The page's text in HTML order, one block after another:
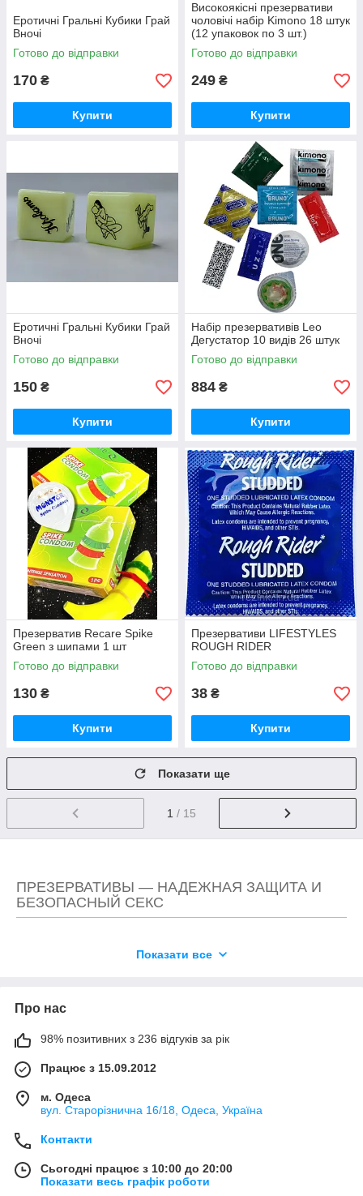
Еротичні Гральні Кубики Грай
Вночі
Готово до відправки
170 ₴
Купити
Високоякісні презервативи
чоловічі набір Kimono 18 штук
(12 упаковок по 3 шт.)
Готово до відправки
249 ₴
Купити
Еротичні Гральні Кубики Грай
Вночі
Готово до відправки
150 ₴
Купити
Набір презервативів Leo
Дегустатор 10 видів 26 штук
Готово до відправки
884 ₴
Купити
Презерватив Recare Spike
Green з шипами 1 шт
Готово до відправки
130 ₴
Купити
Презервативи LIFESTYLES
ROUGH RIDER
Готово до відправки
38 ₴
Купити
Показати ще
1 / 15
ПРЕЗЕРВАТИВЫ — НАДЕЖНАЯ ЗАЩИТА И
БЕЗОПАСНЫЙ СЕКС
украинских стандартов на современном
надежным средством защиты от нежелательной
половым путем.
строение полового члена, не соскальзывают и
Показати все
Про нас
98% позитивних з 236 відгуків за рік
Працює з 15.09.2012
м. Одеса
вул. Старорізнична 16/18, Одеса, Україна
Контакти
Сьогодні працює з 10:00 до 20:00
Показати весь графік роботи